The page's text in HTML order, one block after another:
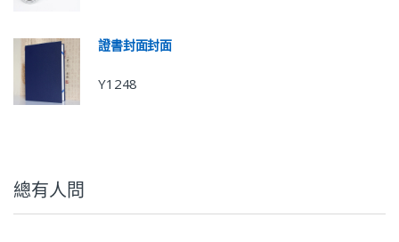
證書封面封面
Y1248
總有人問